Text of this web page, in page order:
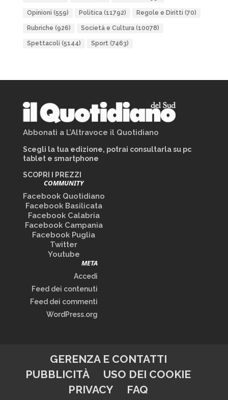
Opinioni (559) Politica(11792) Regole e Diritti (70)
Rubriche (926) Società e Cultura(10078)
Spettacoli (5144) Sport(7463)
Abbonati a L’Altravoce il Quotidiano
Scegli la tua edizione, potrai consultarla su pc
tablet e smartphone
SCOPRI I PREZZI
COMMUNITY
Facebook Quotidiano
Facebook Basilicata
Facebook Calabria
Facebook Campania
Facebook Puglia
Twitter
Youtube
META
Accedi
Feed dei contenuti
Feed dei commenti
WordPress.org
GERENZA E CONTATTI
PUBBLICITÀ
USO DEI COOKIE
PRIVACY
FAQ